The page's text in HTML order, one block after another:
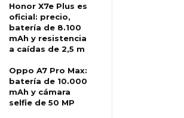
Honor X7e Plus es
oficial: precio,
batería de 8.100
mAh y resistencia
a caídas de 2,5 m
Oppo A7 Pro Max:
batería de 10.000
mAh y cámara
selfie de 50 MP